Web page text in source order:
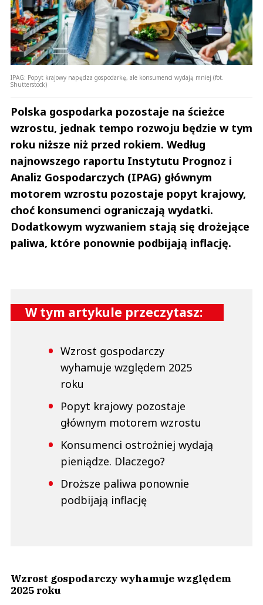
IPAG: Popyt krajowy napędza gospodarkę, ale konsumenci wydają mniej (fot.
Shutterstock)
Polska gospodarka pozostaje na ścieżce
wzrostu, jednak tempo rozwoju będzie w tym
roku niższe niż przed rokiem. Według
najnowszego raportu Instytutu Prognoz i
Analiz Gospodarczych (IPAG) głównym
motorem wzrostu pozostaje popyt krajowy,
choć konsumenci ograniczają wydatki.
Dodatkowym wyzwaniem stają się drożejące
paliwa, które ponownie podbijają inflację.
W tym artykule przeczytasz:
Wzrost gospodarczy
wyhamuje względem 2025
roku
Popyt krajowy pozostaje
głównym motorem wzrostu
Konsumenci ostrożniej wydają
pieniądze. Dlaczego?
Droższe paliwa ponownie
podbijają inflację
Wzrost gospodarczy wyhamuje względem
2025 roku